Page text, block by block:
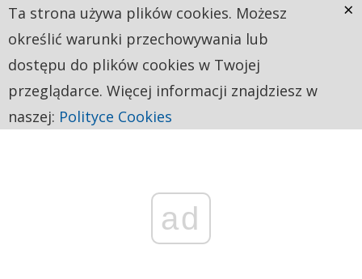
ad
Ta strona używa plików cookies. Możesz
określić warunki przechowywania lub
dostępu do plików cookies w Twojej
przeglądarce. Więcej informacji znajdziesz w
naszej: Polityce Cookies
×